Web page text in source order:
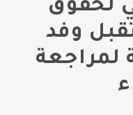
لحقوق
وفد
لمراجعة